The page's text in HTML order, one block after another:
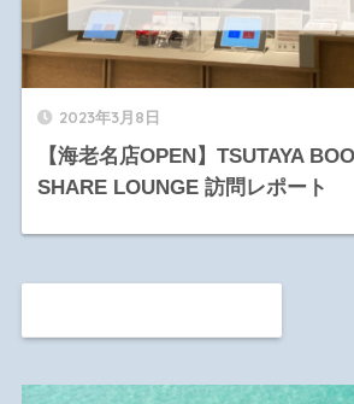
2023年3月8日
【海老名店OPEN】TSUTAYA
SHARE LOUNGE 訪問レポート